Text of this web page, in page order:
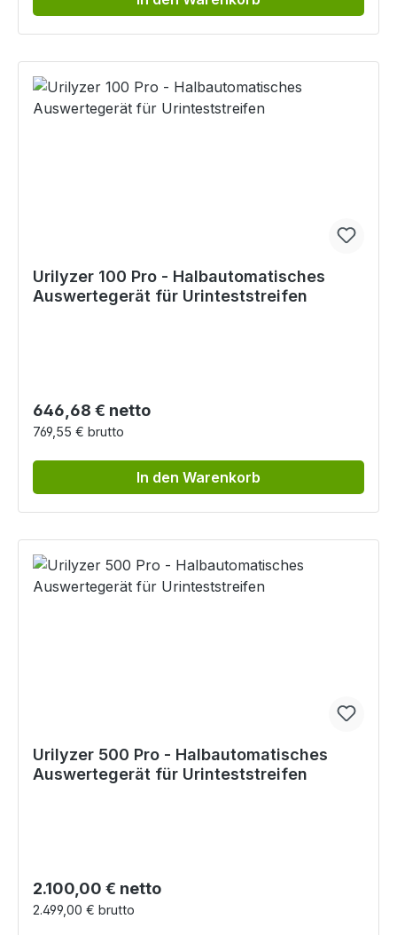
Urilyzer 100 Pro - Halbautomatisches
Auswertegerät für Urinteststreifen
Regulärer Preis:
646,68 € netto
769,55 € brutto
In den Warenkorb
Urilyzer 500 Pro - Halbautomatisches
Auswertegerät für Urinteststreifen
Regulärer Preis:
2.100,00 € netto
2.499,00 € brutto